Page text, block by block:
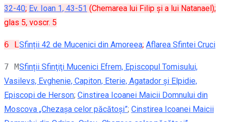
32-40; Ev. Ioan 1, 43-51 (Chemarea lui Filip și a lui Natanael);
glas 5, voscr. 5
6 LSfinții 42 de Mucenici din Amoreea; Aflarea Sfintei Cruci
7 MSfinții Sfinţiţi Mucenici Efrem, Episcopul Tomisului,
Vasilevs, Evghenie, Capiton, Eterie, Agatador şi Elpidie,
Episcopi de Herson; Cinstirea Icoanei Maicii Domnului din
Moscova „Chezașa celor păcătoși”; Cinstirea Icoanei Maicii